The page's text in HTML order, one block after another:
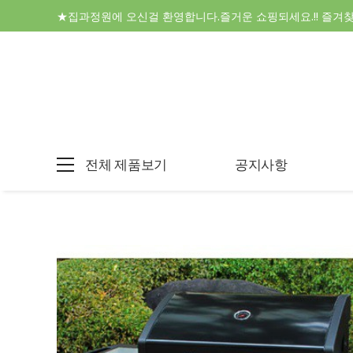
★집과정원에 오신걸 환영합니다.즐거운 쇼핑되세요.!! 즐겨
전체 제품보기 공지사항